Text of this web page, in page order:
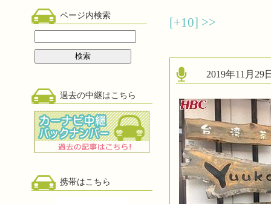
ページ内検索
過去の中継はこちら
携帯はこちら
[+10] >>
2019年11月